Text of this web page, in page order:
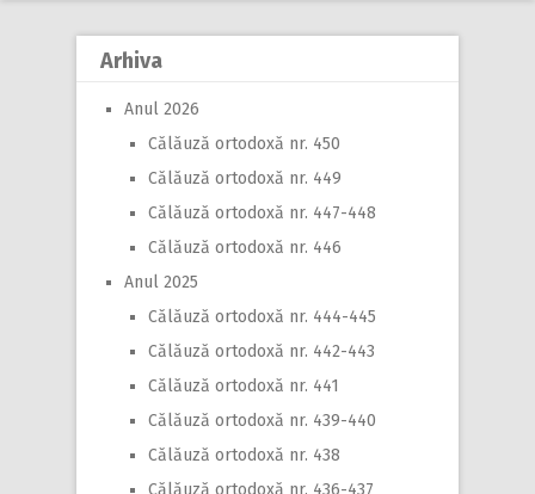
Arhiva
Anul 2026
Călăuză ortodoxă nr. 450
Călăuză ortodoxă nr. 449
Călăuză ortodoxă nr. 447-448
Călăuză ortodoxă nr. 446
Anul 2025
Călăuză ortodoxă nr. 444-445
Călăuză ortodoxă nr. 442-443
Călăuză ortodoxă nr. 441
Călăuză ortodoxă nr. 439-440
Călăuză ortodoxă nr. 438
Călăuză ortodoxă nr. 436-437